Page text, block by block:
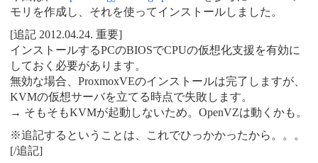
モリを作成し、それを使ってインストールしました。
[追記 2012.04.24. 重要]
インストールするPCのBIOSでCPUの仮想化支援を有効に
しておく必要があります。
無効な場合、ProxmoxVEのインストールは完了しますが、
KVMの仮想サーバを立てる時点で失敗します。
→ そもそもKVMが起動しないため。OpenVZは動くかも。
※追記するということは、これでひっかかったから。。。
[/追記]